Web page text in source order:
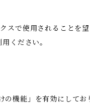
スで使用されることを
ください。
機能」を有効にしてお